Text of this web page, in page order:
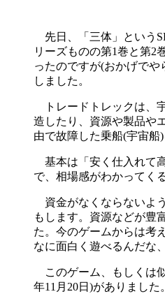
先日、「三体」という
リーズものの第1巻と第2
ったのですが(おかげでや
しました。
トレードトレックは、
造したり、資源や製品や
由で故障した乗船(宇宙船
基本は「安く仕入れて
で、相場感がわかってく
資金がなくならないよ
もします。資源などが豊
た。今のゲームからは考
なに面白く遊べるんだな
このゲーム、もしくは
年11月20日)がありました